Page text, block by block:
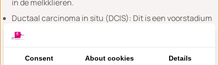
in de melkklieren.
Ductaal carcinoma in situ (DCIS): Dit is een voorstadium
van borstkanker, waarbij kankercellen zich in de
melkgangen bevinden en nog niet het vermogen hebben
om in het omliggende weefsel te groeien.
Consent About cookies Details